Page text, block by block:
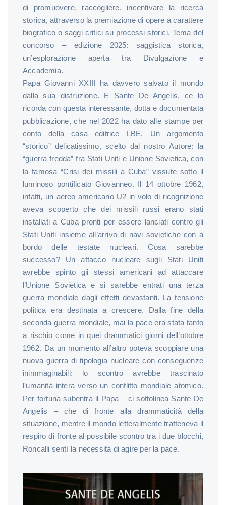
di promuovere, raccogliere, incentivare la ricerca
storica, attraverso la premiazione di opere a carattere
biografico o saggi critici su processi storici. Tema del
concorso – edizione 2025: saggistica storica,
un’esplorazione aperta tra Divulgazione e
Accademia.
Papa Giovanni XXIII ha davvero salvato il mondo
dalla sua distruzione. E Sante De Angelis, ce lo
ricorda con questa interessante, dotta e documentata
pubblicazione, che nel 2022 ha dato alle stampe per
conto della casa editrice LBE. Un argomento
“storico” delicatissimo, scelto dal nostro Autore: la
“guerra fredda” fra Stati Uniti e Unione Sovietica, con
la famosa “Crisi dei missili a Cuba” vissute sotto il
luminoso pontificato Giovanneo. Il 14 ottobre 1962,
infatti, un aereo americano U2 in volo di ricognizione
aveva scoperto che dei missili russi erano stati
installati a Cuba pronti per essere lanciati contro gli
Stati Uniti insieme all’arrivo di navi sovietiche con a
bordo delle testate nucleari. Cosa sarebbe
successo? Un attacco nucleare sugli Stati Uniti
avrebbe spinto gli stessi americani ad attaccare
l’Unione Sovietica e si sarebbe entrati una terza
guerra mondiale dagli effetti devastanti. La tensione
politica era destinata a crescere. Dalla fine della
seconda guerra mondiale, mai la pace era stata tanto
a rischio come in quei drammatici giorni dell’ottobre
1962. Da un momento all’altro poteva scoppiare una
nuova guerra di tipologia nucleare con conseguenze
inimmaginabili: lo scontro avrebbe trascinato
l’umanità intera verso un conflitto mondiale atomico.
Per fortuna subentra il Papa – ci sottolinea Sante De
Angelis – che di fronte alla drammaticità della
situazione, mentre il mondo letteralmente tratteneva il
respiro di fronte al possibile scontro tra i due blocchi,
Roncalli sentì la necessità di agire per la pace.